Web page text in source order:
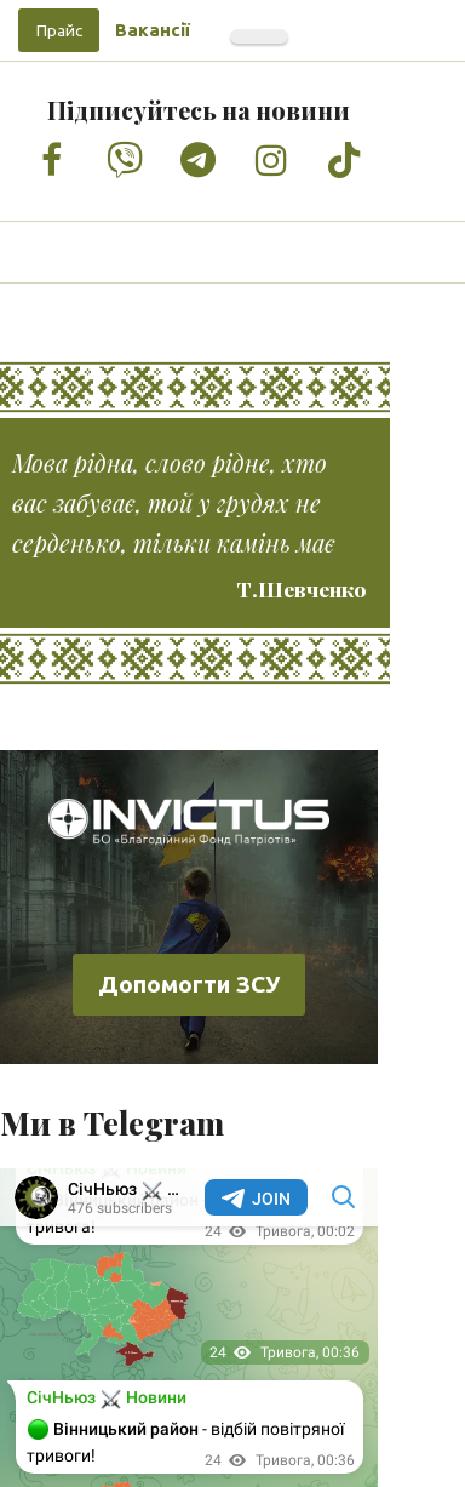
Прайс Вакансії
Підписуйтесь на новини
Facebook
VimeoTumblrInstagram
Tiktok
Мова рідна, слово рідне, хто
вас забуває, той у грудях не
серденько, тільки камінь має
Т.Шевченко
Допомогти ЗСУ
Ми в Telegram